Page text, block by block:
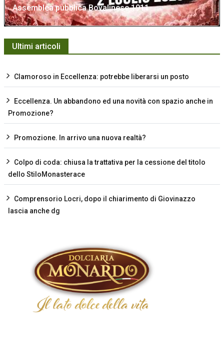
Assemblea pubblica Bovalinese 1911
Ultimi articoli
Clamoroso in Eccellenza: potrebbe liberarsi un posto
Eccellenza. Un abbandono ed una novità con spazio anche in
Promozione?
Promozione. In arrivo una nuova realtà?
Colpo di coda: chiusa la trattativa per la cessione del titolo
dello StiloMonasterace
Comprensorio Locri, dopo il chiarimento di Giovinazzo
lascia anche dg